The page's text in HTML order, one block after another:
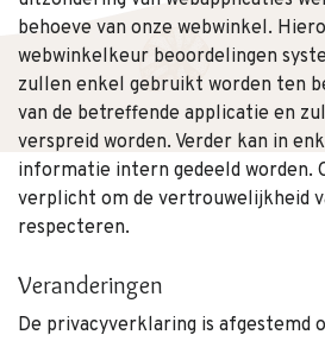
behoeve van onze webwinkel.
webwinkelkeur beoordelingen
zullen enkel gebruikt worden ten
van de betreffende applicatie en
verspreid worden. Verder kan in
informatie intern gedeeld worden.
verplicht om de vertrouwelijkheid
respecteren.
Veranderingen
De privacyverklaring is afgestemd